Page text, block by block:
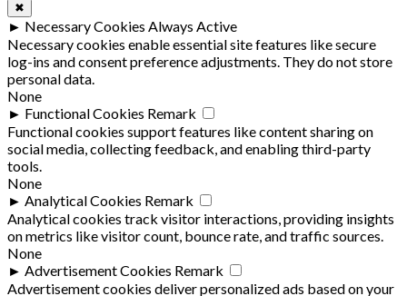
✖
► Necessary Cookies Always Active
Necessary cookies enable essential site features like secure
log-ins and consent preference adjustments. They do not store
personal data.
None
► Functional Cookies Remark
Functional cookies support features like content sharing on
social media, collecting feedback, and enabling third-party
tools.
None
► Analytical Cookies Remark
Analytical cookies track visitor interactions, providing insights
on metrics like visitor count, bounce rate, and traffic sources.
None
► Advertisement Cookies Remark
Advertisement cookies deliver personalized ads based on your